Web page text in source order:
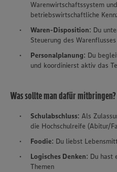
Warenwirtschaftssystem
betriebswirtschaftliche
Waren-Disposition: Du
Steuerung des
Personalplanung: Du
und koordinierst aktiv das
Was sollte man dafür mitbringen?
Schulabschluss: Als
die Hochschulreife (Abitur/
Foodie: Du liebst
Logisches Denken: Du hast
Themen